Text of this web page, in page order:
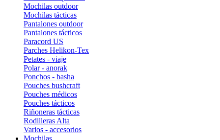
Mochilas outdoor
Mochilas tácticas
Pantalones outdoor
Pantalones tácticos
Paracord US
Parches Helikon-Tex
Petates - viaje
Polar - anorak
Ponchos - basha
Pouches bushcraft
Pouches médicos
Pouches tácticos
Riñoneras tácticas
Rodilleras Alta
Varios - accesorios
Mochilas